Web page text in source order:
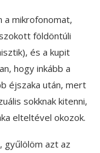
a mikrofonomat,
földöntúli
és a kupit
hogy inkább a
éjszaka után, mert
sokknak kitenni,
elteltével okozok.
gyűlölöm azt az